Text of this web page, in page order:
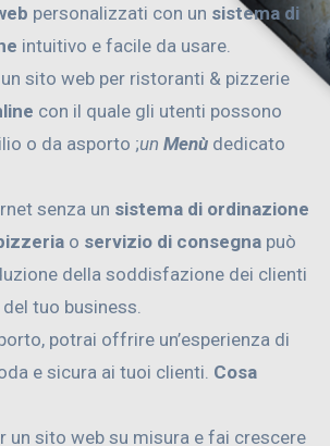
personalizzati con un sistema di
intuitivo e facile da usare.
sito web per ristoranti & pizzerie
con il quale gli utenti possono
o da asporto ;un Menù dedicato
senza un sistema di ordinazione
o servizio di consegna può
della soddisfazione dei clienti
tuo business.
potrai offrire un’esperienza di
e sicura ai tuoi clienti. Cosa
un sito web su misura e fai crescere